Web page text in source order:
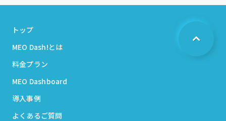
トップ
MEO Dash!とは
料金プラン
MEO Dashboard
導入事例
よくあるご質問